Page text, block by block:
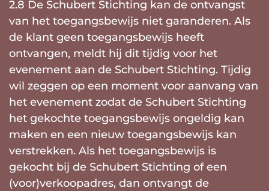
2.8 De Schubert Stichting kan de ontvangst
van het toegangsbewijs niet garanderen. Als
de klant geen toegangsbewijs heeft
ontvangen, meldt hij dit tijdig voor het
evenement aan de Schubert Stichting. Tijdig
wil zeggen op een moment voor aanvang van
het evenement zodat de Schubert Stichting
het gekochte toegangsbewijs ongeldig kan
maken en een nieuw toegangsbewijs kan
verstrekken. Als het toegangsbewijs is
gekocht bij de Schubert Stichting of een
(voor)verkoopadres, dan ontvangt de